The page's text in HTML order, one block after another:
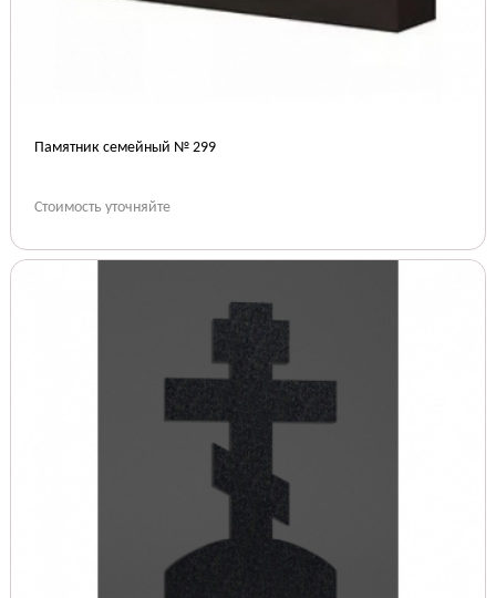
Памятник семейный № 299
Стоимость уточняйте